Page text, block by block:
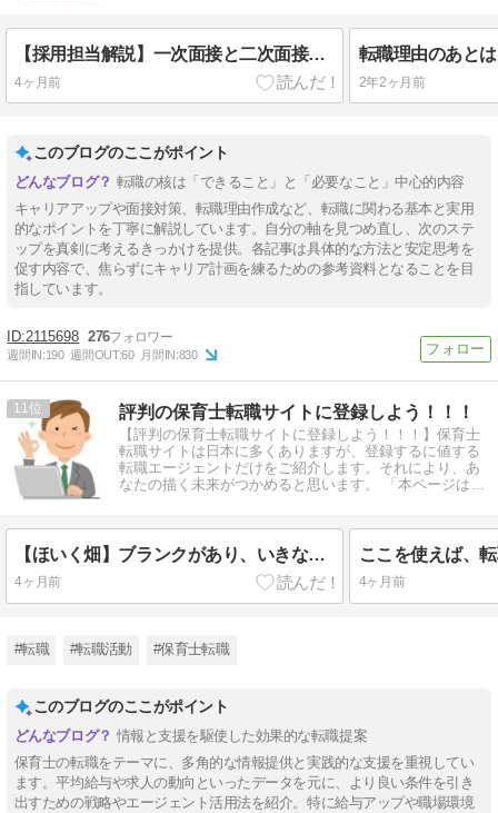
【採用担当解説】一次面接と二次面接の違いと効果的な対策法
4ヶ月前 2年2ヶ月前
このブログのここがポイント
転職の核は「できること」と「必要なこと」中心的内容
キャリアアップや面接対策、転職理由作成など、転職に関わる基本と実用
的なポイントを丁寧に解説しています。自分の軸を見つめ直し、次のステ
ップを真剣に考えるきっかけを提供。各記事は具体的な方法と安定思考を
促す内容で、焦らずにキャリア計画を練るための参考資料となることを目
指しています。
2115698 276
週間IN:190 週間OUT:60 月間IN:830
11 評判の保育士転職サイトに登録しよう！！！
【評判の保育士転職サイトに登録しよう！！！】保育士
転職サイトは日本に多くありますが、登録するに値する
転職エージェントだけをご紹介します。それにより、あ
なたの描く未来がつかめると思います。 「本ページはプ
【ほいく畑】ブランクがあり、いきなり正職員として保育の仕事復帰が不安な方
4ヶ月前 4ヶ月前
#転職 #転職活動 #保育士転職
このブログのここがポイント
情報と支援を駆使した効果的な転職提案
保育士の転職をテーマに、多角的な情報提供と実践的な支援を重視してい
ます。平均給与や求人の動向といったデータを元に、より良い条件を引き
出すための戦略やエージェント活用法を紹介。特に給与アップや職場環境